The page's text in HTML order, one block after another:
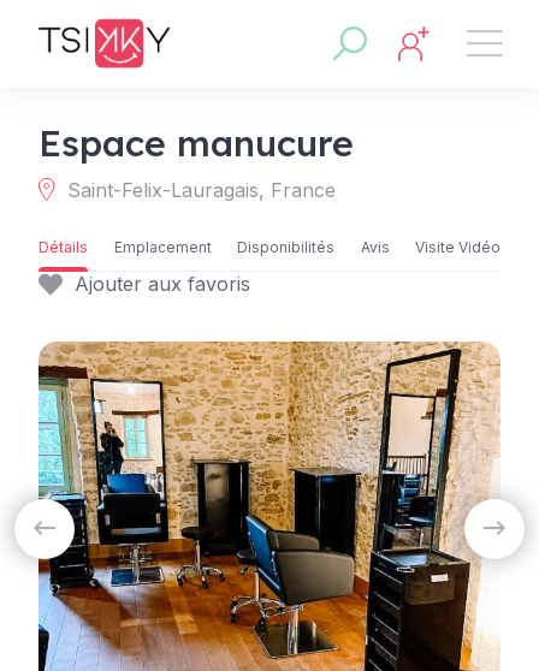
Espace manucure
Saint-Felix-Lauragais, France
Ajouter aux favoris
Détails Emplacement Disponibilités Avis Visite Vidéo